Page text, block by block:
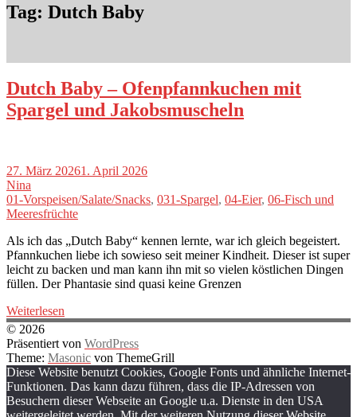
Tag: Dutch Baby
Dutch Baby – Ofenpfannkuchen mit
Spargel und Jakobsmuscheln
27. März 20261. April 2026
Nina
01-Vorspeisen/Salate/Snacks, 031-Spargel, 04-Eier, 06-Fisch und
Meeresfrüchte
Als ich das „Dutch Baby“ kennen lernte, war ich gleich begeistert.
Pfannkuchen liebe ich sowieso seit meiner Kindheit. Dieser ist super
leicht zu backen und man kann ihn mit so vielen köstlichen Dingen
füllen. Der Phantasie sind quasi keine Grenzen
Weiterlesen
© 2026
Präsentiert von WordPress
Theme: Masonic von ThemeGrill
Diese Website benutzt Cookies, Google Fonts und ähnliche Internet-
Funktionen. Das kann dazu führen, dass die IP-Adressen von
Besuchern dieser Webseite an Google u.a. Dienste in den USA